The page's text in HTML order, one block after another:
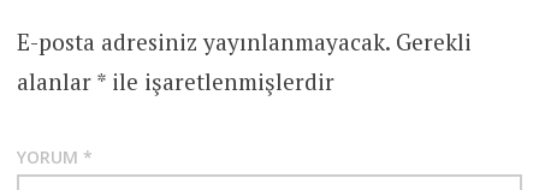
E-posta adresiniz yayınlanmayacak. Gerekli
alanlar *ile işaretlenmişlerdir
YORUM *